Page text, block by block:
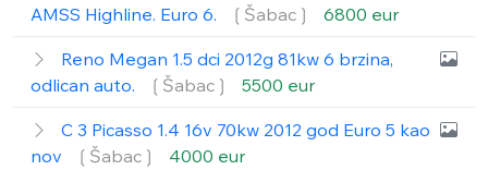
AMSS Highline. Euro 6.
❲Šabac❳ 6800 eur
Reno Megan 1.5 dci 2012g 81kw 6 brzina,
odlican auto.
❲Šabac❳ 5500 eur
C 3 Picasso 1.4 16v 70kw 2012 god Euro 5 kao
nov
❲Šabac❳ 4000 eur